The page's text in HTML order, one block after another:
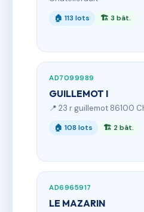
🏠 113 lots 🏗 3 bât.
AD7099989
GUILLEMOT I
📍 23 r guillemot 86100
🏠 108 lots 🏗 2 bât.
AD6965917
LE MAZARIN